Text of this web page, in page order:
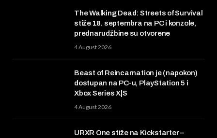
The Walking Dead: Streets of Survival
stiže 18. septembra na PC i konzole,
prednarudžbine su otvorene
4 August 2026
Beast of Reincarnation je (napokon)
dostupan na PC-u, PlayStation 5 i
Xbox Series X|S
4 August 2026
URXR One stiže na Kickstarter –